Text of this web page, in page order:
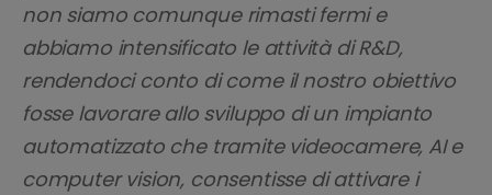
non siamo comunque rimasti fermi e
abbiamo intensificato le attività di R&D,
rendendoci conto di come il nostro obiettivo
fosse lavorare allo sviluppo di un impianto
automatizzato che tramite videocamere, AI e
computer vision, consentisse di attivare i